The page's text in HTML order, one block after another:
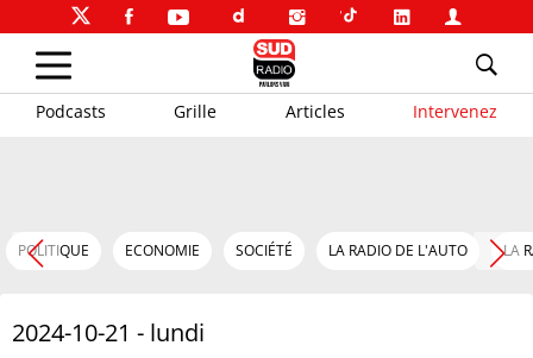
Podcasts Grille Articles Intervenez
POLITIQUE ECONOMIE SOCIÉTÉ LA RADIO DE L'AUTO LA
2024-10-21 - lundi